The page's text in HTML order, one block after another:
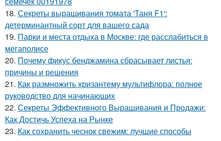
18. Секреты выращивания томата 'Таня F1':
детерминантный сорт для вашего сада
19. Парки и места отдыха в Москве: где расслабиться в
мегаполисе
20. Почему фикус бенджамина сбрасывает листья:
причины и решения
21. Как размножить хризантему мультифлора: полное
руководство для начинающих
22. Секреты Эффективного Выращивания и Продажи:
Как Достичь Успеха на Рынке
23. Как сохранить чеснок свежим: лучшие способы